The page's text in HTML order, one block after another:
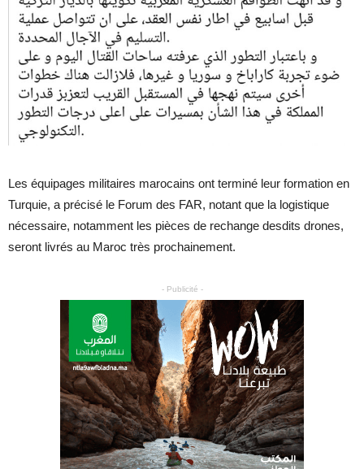
Les équipages militaires marocains ont terminé leur formation en
Turquie, a précisé le Forum des FAR, notant que la logistique
nécessaire, notamment les pièces de rechange desdits drones,
seront livrés au Maroc très prochainement.
- Publicité -